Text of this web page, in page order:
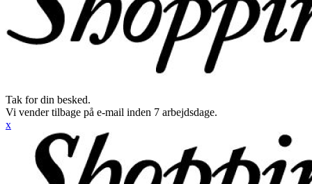
Tak for din besked.
Vi vender tilbage på e-mail inden 7 arbejdsdage.
x